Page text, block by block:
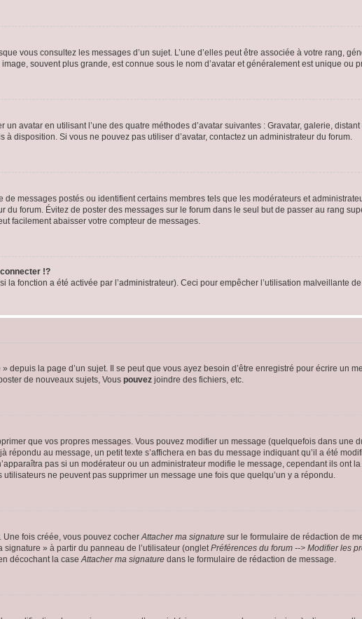
vous consultez les messages d’un sujet. L’une d’elles peut être associée à votre rang,
souvent plus grande, est connue sous le nom d’avatar et généralement est unique ou
avatar en utilisant l’une des quatre méthodes d’avatar suivantes : Gravatar, galerie,
disposition. Si vous ne pouvez pas utiliser d’avatar, contactez un administrateur du forum.
messages postés ou identifient certains membres tels que les modérateurs et
du forum. Évitez de poster des messages sur le forum dans le seul but de passer au rang
facilement abaisser votre compteur de messages.
!?
fonction a été activée par l’administrateur). Ceci pour empêcher l’utilisation malveillante
la page d’un sujet. Il se peut que vous ayez besoin d’être enregistré pour écrire un
de nouveaux sujets, Vous pouvez joindre des fichiers, etc.
que vos propres messages. Vous pouvez modifier un message (quelquefois dans une
répondu au message, un petit texte s’affichera en bas du message indiquant qu’il a été
pas si un modérateur ou un administrateur modifie le message, cependant ils ont
ne peuvent pas supprimer un message une fois que quelqu’un y a répondu.
Une fois créée, vous pouvez cocherAttacher ma signature sur le formulaire de rédaction de
signature » à partir du panneau de l’utilisateur (ongletPréférences du forum --> Modifier les
décochant la caseAttacher ma signature dans le formulaire de rédaction de message.